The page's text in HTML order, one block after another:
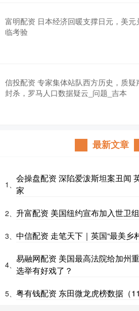
富明配资 日本经济回暖支撑日元，美元
临考验
信投配资 专家集体站队西方历史，质疑
封杀，罗马人口数据疑云_问题_吉本
最新文章
1、
会操盘配资 深陷爱泼斯坦案丑闻
家
2、 升富配资 美国纽约宣布加入世卫
3、 中信配资 走笔天下｜英国“最美乡
4、
易融网配资 美国最高法院给加州
选举有好戏了？
5、 粤有钱配资 东田微龙虎榜数据（